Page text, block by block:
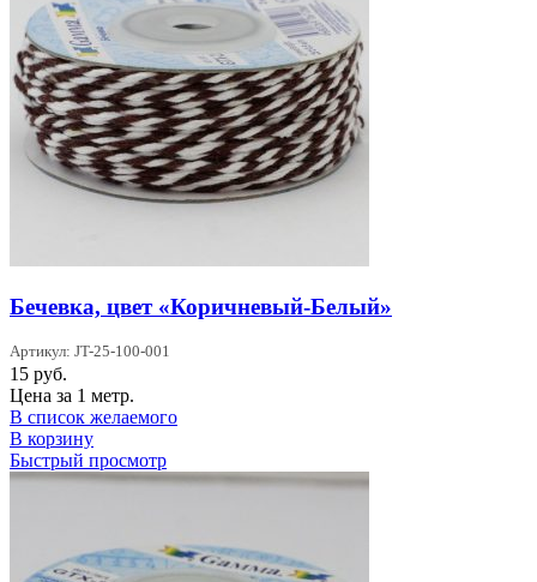
Бечевка, цвет «Коричневый-Белый»
Артикул: JT-25-100-001
15 руб.
Цена за 1 метр.
В список желаемого
В корзину
Быстрый просмотр